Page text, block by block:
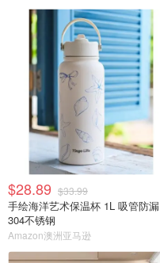
$28.89 $33.99
手绘海洋艺术保温杯 1L 吸管防漏
304不锈钢
Amazon澳洲亚马逊